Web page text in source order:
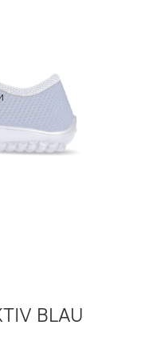
BLAU